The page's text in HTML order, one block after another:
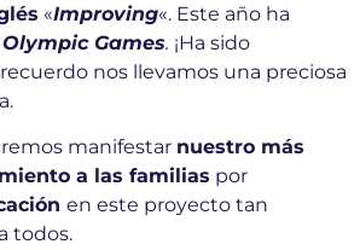
«Improving«. Este año ha
Olympic Games. ¡Ha sido
nos llevamos una preciosa
manifestar nuestro más
a las familias por
en este proyecto tan
todos.